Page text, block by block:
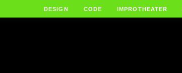
DESIGN CODE IMPROTHEATER